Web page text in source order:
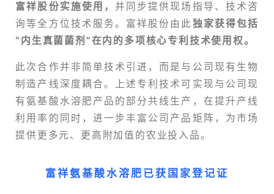
富祥股份实施使用， 并同步提供现场指导、技术咨
询等全方位技术服务。富祥股份由此独家获得包括
“内生真菌菌剂”在内的多项核心专利技术使用权。
此次合作并非简单技术引进，而是与公司现有生物
制造产线深度耦合。上述专利技术可实现与公司现
有氨基酸水溶肥产品的部分共线生产，在提升产线
利用率的同时，进一步丰富公司产品矩阵，为市场
提供更多元、更高附加值的农业投入品。
富祥氨基酸水溶肥已获国家登记证